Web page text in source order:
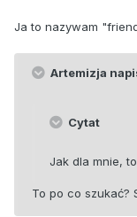
Ja to nazywam
Artemizja
Cytat
Jak dla mnie,
To po co szukać?